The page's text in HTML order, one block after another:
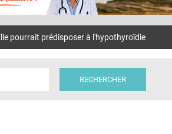
pourrait prédisposer à l'hypothyroïdie